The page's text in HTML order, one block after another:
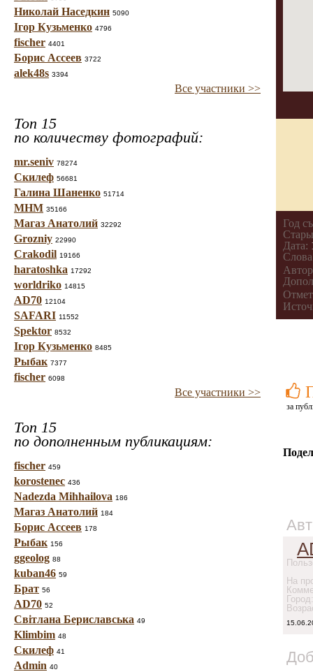
Николай Наседкин 5090
Ігор Кузьменко 4796
fischer 4401
Борис Ассеев 3722
alek48s 3394
Все участники >>
Топ 15
по количеству фотографий:
mr.seniv 78274
Скилеф 56681
Галина Шаненко 51714
МНМ 35166
Магаз Анатолий 32292
Grozniy 22990
Crakodil 19166
haratoshka 17292
worldriko 14815
AD70 12104
SAFARI 11552
Spektor 8532
Ігор Кузьменко 8485
Рыбак 7377
fischer 6098
Все участники >>
Топ 15
по дополненным публикациям:
fischer 459
korostenec 436
Nadezda Mihhailova 186
Магаз Анатолий 184
Борис Ассеев 178
Рыбак 156
ggeolog 88
kuban46 59
Брат 56
AD70 52
Світлана Бериславська 49
Klimbim 48
Скилеф 41
Admin 40
Год
Дата:
за
На